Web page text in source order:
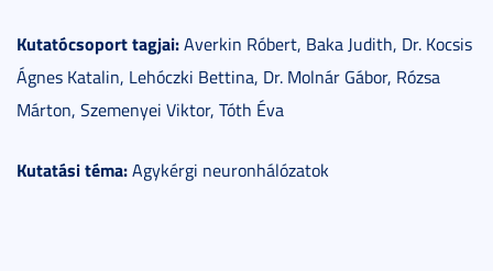
Kutatócsoport tagjai:Averkin Róbert, Baka Judith, Dr. Kocsis
Ágnes Katalin, Lehóczki Bettina, Dr. Molnár Gábor, Rózsa
Márton, Szemenyei Viktor, Tóth Éva
Kutatási téma:Agykérgi neuronhálózatok